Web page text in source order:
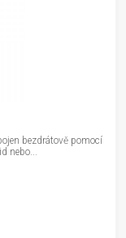
bezdrátově pomocí
nebo...